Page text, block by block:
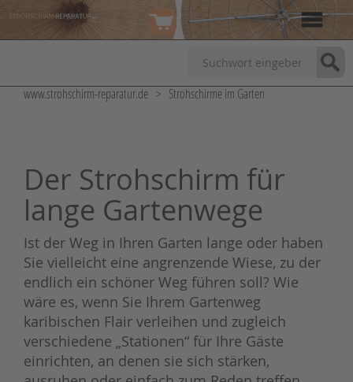
www.strohschirm-reparatur.de > Strohschirme im Garten
Der Strohschirm für
lange Gartenwege
Ist der Weg in Ihren Garten lange oder haben
Sie vielleicht eine angrenzende Wiese, zu der
endlich ein schöner Weg führen soll? Wie
wäre es, wenn Sie Ihrem Gartenweg
karibischen Flair verleihen und zugleich
verschiedene „Stationen“ für Ihre Gäste
einrichten, an denen sie sich stärken,